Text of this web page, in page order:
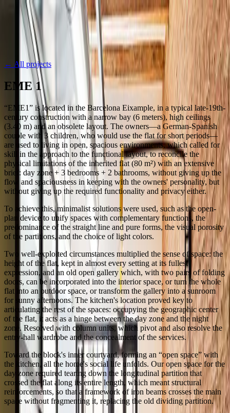
Skip to content
Projects About us JournalPressContact
EN CA
← All projects
EME 1
“EME1” is located in the Barcelona Eixample, in a typical late-19th-
century construction with a narrow bay (6 meters), high ceilings
(3.40 m) and an obsolete layout. The owners—a German-Spanish
couple with 3 children, who would use the flat for short periods—
are used to living in open, spacious environments, which called for
skill in the approach to the functional layout, to reconcile the
physical limitations of the inherited flat (80 m²) with an extensive
brief: day zone + 3 bedrooms + 2 bathrooms, without giving up the
flow and spaciousness in keeping with the owners' personality, but
without giving up the required functionality and privacy either.
To achieve this, minimalist solutions were used, such as the open-
plan device to unify spaces with complementary functions, the
predominance of the straight line and pure forms, the visual porosity
of the partitions, and the choice of light colors.
Two well-exploited circumstances multiplied the sense of space: the
height of the flat, kept in almost every setting at its fullest
expression, and an old open gallery which, with two pairs of folding
doors, can be incorporated into the interior space, or turn the whole
flat into an outdoor space, or transform the gallery into a sunroom
for sunny afternoons. The kitchen's location proved key to
articulating the rest of the spaces: occupying the geographic center
of the flat, it acts as a hinge between the day zone and the night
zone. Resolved with column units, which pivot and also resolve the
entry-hall wardrobe and the concealment of the services.
Toward the block's inner courtyard, forming an “open space” with
the kitchen, all the home's social life unfolds. Our open space for the
day zone required tearing down the longitudinal partition that
crossed the flat along its entire length, which meant structural
reinforcements, so that a framework of iron beams crosses the main
space without fragmenting it, replacing the old dividing partition.